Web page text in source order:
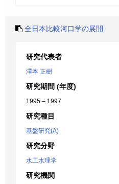
全日本比較河口学の展開
研究代表者
澤本 正樹
研究期間 (年度)
1995 – 1997
研究種目
基盤研究(A)
研究分野
水工水理学
研究機関